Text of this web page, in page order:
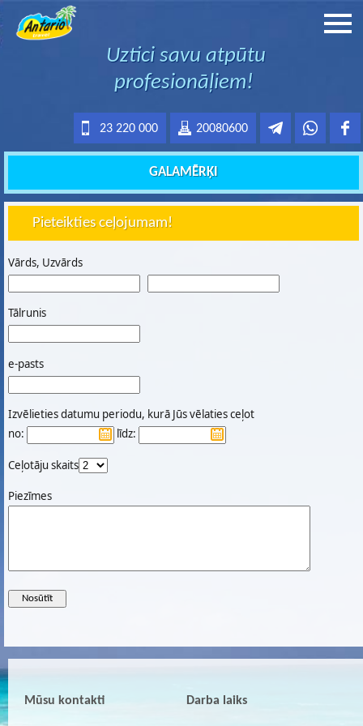
Uztici savu atpūtu
profesionāļiem!
20080600
23 220 000
GALAMĒRĶI
Pieteikties ceļojumam!
Vārds, Uzvārds
Tālrunis
e-pasts
Izvēlieties datumu periodu, kurā Jūs vēlaties ceļot
no:
līdz:
Ceļotāju skaits
Piezīmes
Mūsu kontakti Darba laiks